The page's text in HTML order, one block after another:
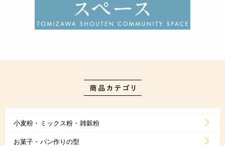
小麦粉・ミックス粉・雑穀粉
お菓子・パン作りの型